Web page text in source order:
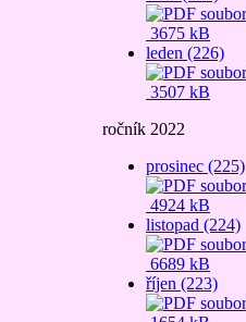
3675 kB
leden (226)
3507 kB
ročník 2022
prosinec (225)
4924 kB
listopad (224)
6689 kB
říjen (223)